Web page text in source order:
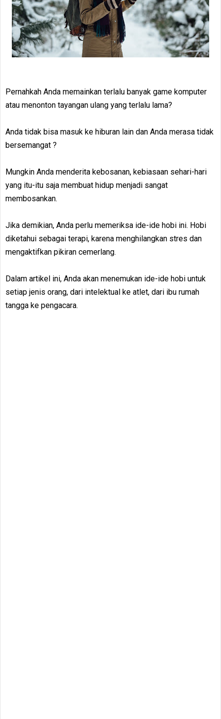
Pernahkah Anda memainkan terlalu banyak game komputer
atau menonton tayangan ulang yang terlalu lama?
Anda tidak bisa masuk ke hiburan lain dan Anda merasa tidak
bersemangat ?
Mungkin Anda menderita kebosanan, kebiasaan sehari-hari
yang itu-itu saja membuat hidup menjadi sangat
membosankan.
Jika demikian, Anda perlu memeriksa ide-ide hobi ini. Hobi
diketahui sebagai terapi, karena menghilangkan stres dan
mengaktifkan pikiran cemerlang.
Dalam artikel ini, Anda akan menemukan ide-ide hobi untuk
setiap jenis orang, dari intelektual ke atlet, dari ibu rumah
tangga ke pengacara.